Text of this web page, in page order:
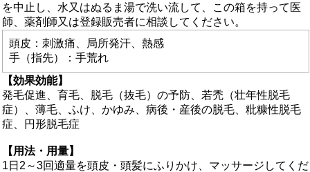
を中止し、水又はぬるま湯で洗い流して、この箱を持って医
師、薬剤師又は登録販売者に相談してください。
頭皮：刺激痛、局所発汗、熱感
手（指先）：手荒れ
【効果効能】
発毛促進、育毛、脱毛（抜毛）の予防、若禿（壮年性脱毛
症）、薄毛、ふけ、かゆみ、病後・産後の脱毛、粃糠性脱毛
症、円形脱毛症
【用法・用量】
1日2～3回適量を頭皮・頭髪にふりかけ、マッサージしてくだ